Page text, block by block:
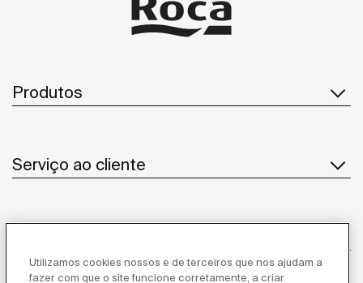
Produtos
Serviço ao cliente
Utilizamos cookies nossos e de terceiros que nos ajudam a
fazer com que o site funcione corretamente, a criar